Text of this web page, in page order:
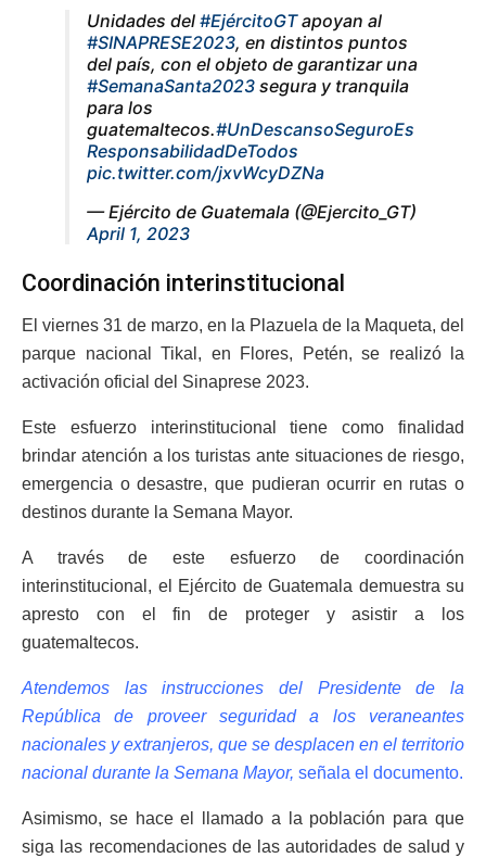
Unidades del #EjércitoGTapoyan al
#SINAPRESE2023, en distintos puntos
del país, con el objeto de garantizar una
#SemanaSanta2023 segura y tranquila
para los
guatemaltecos.#UnDescansoSeguroEs
ResponsabilidadDeTodos
pic.twitter.com/jxvWcyDZNa
— Ejército de Guatemala (@Ejercito_GT)
April 1, 2023
Coordinación interinstitucional
El viernes 31 de marzo, en la Plazuela de la Maqueta, del
parque nacional Tikal, en Flores, Petén, se realizó la
activación oficial del Sinaprese 2023.
Este esfuerzo interinstitucional tiene como finalidad
brindar atención a los turistas ante situaciones de riesgo,
emergencia o desastre, que pudieran ocurrir en rutas o
destinos durante la Semana Mayor.
A través de este esfuerzo de coordinación
interinstitucional, el Ejército de Guatemala demuestra su
apresto con el fin de proteger y asistir a los
guatemaltecos.
Atendemos las instrucciones del Presidente de la
República de proveer seguridad a los veraneantes
nacionales y extranjeros, que se desplacen en el territorio
nacional durante la Semana Mayor, señala el documento.
Asimismo, se hace el llamado a la población para que
siga las recomendaciones de las autoridades de salud y